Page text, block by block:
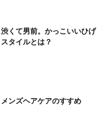
渋くて男前。かっこいいひげ
スタイルとは？
メンズヘアケアのすすめ